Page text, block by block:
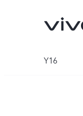
Y16